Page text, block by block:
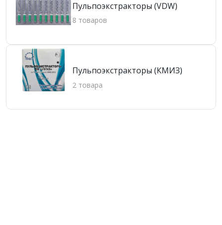
Пульпоэкстракторы (VDW)
8 товаров
Пульпоэкстракторы (КМИЗ)
2 товара